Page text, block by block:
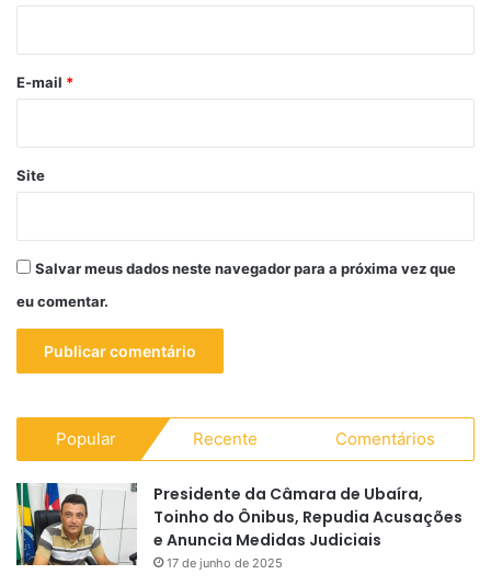
*
E-mail *
Site
Salvar meus dados neste navegador para a próxima vez que
eu comentar.
Popular Recente Comentários
Presidente da Câmara de Ubaíra,
Toinho do Ônibus, Repudia Acusações
e Anuncia Medidas Judiciais
17 de junho de 2025